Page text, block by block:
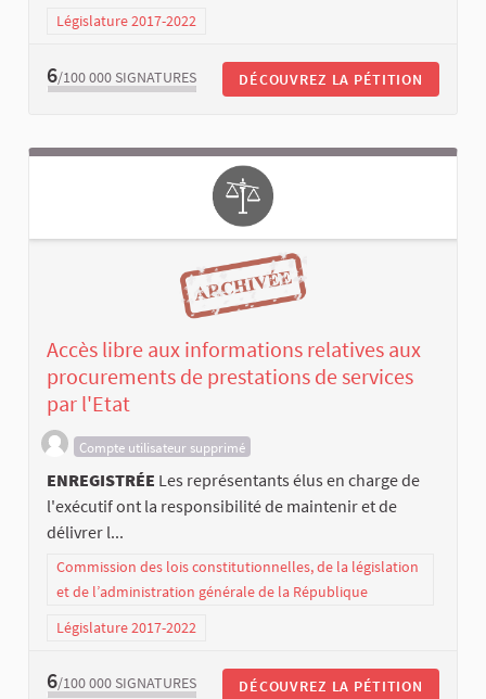
Législature 2017-2022
6/100 000 SIGNATURES DÉCOUVREZ LA PÉTITION
Accès libre aux informations relatives aux
procurements de prestations de services
par l'Etat
Compte utilisateur supprimé
ENREGISTRÉE Les représentants élus en charge de
l'exécutif ont la responsibilité de maintenir et de
délivrer l...
Commission des lois constitutionnelles, de la législation
et de l’administration générale de la République
Législature 2017-2022
6/100 000 SIGNATURES DÉCOUVREZ LA PÉTITION